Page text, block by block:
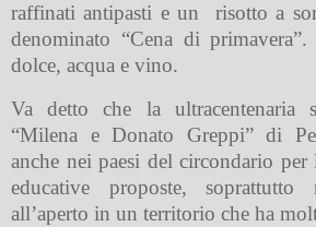
raffinati antipasti e un
risotto a
denominato “Cena di
dolce, acqua e vino.
Va detto che la ultracentenaria
“Milena e Donato Greppi” di
anche nei paesi del circondario per
educative proposte, soprattutto
all’aperto in un territorio che ha